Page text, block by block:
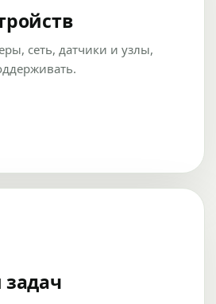
сеть, датчики и узлы,
задач